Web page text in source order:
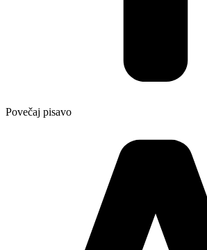
Povečaj pisavo